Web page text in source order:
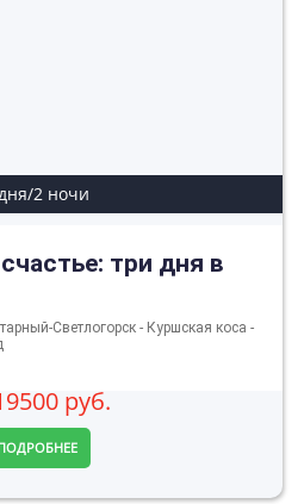
2 ночи
три дня в
Светлогорск - Куршская коса -
руб.